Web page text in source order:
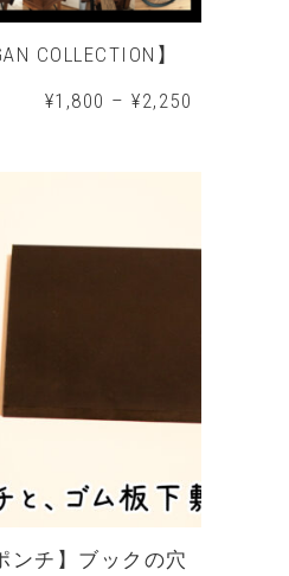
COLLECTION】
¥1,800 – ¥2,250
ンチ】ブックの穴